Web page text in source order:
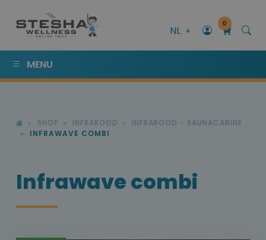
NL
0
MENU
SHOP INFRAROOD
INFRAROOD - SAUNACABINE
INFRAWAVE COMBI
Infrawave combi